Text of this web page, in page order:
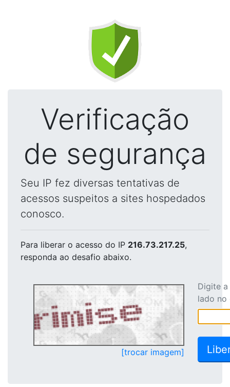
Verificação
de segurança
Seu IP fez diversas tentativas de
acessos suspeitos a sites hospedados
conosco.
Para liberar o acesso do IP 216.73.217.25,
responda ao desafio abaixo.
[trocar imagem]
Digite
lado no